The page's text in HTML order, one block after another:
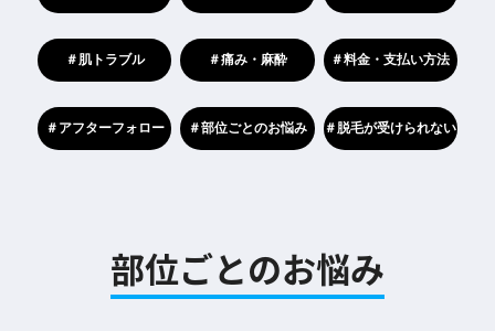
＃肌トラブル ＃痛み・麻酔 ＃料金・支払い方法
＃アフターフォロー ＃部位ごとのお悩み ＃脱毛が受けられない
部位ごとのお悩み